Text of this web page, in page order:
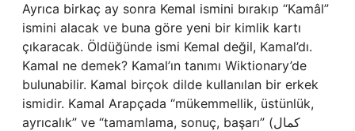
Ayrıca birkaç ay sonra Kemal ismini bırakıp “Kamâl”
ismini alacak ve buna göre yeni bir kimlik kartı
çıkaracak. Öldüğünde ismi Kemal değil, Kamal’dı.
Kamal ne demek? Kamal’ın tanımı Wiktionary’de
bulunabilir. Kamal birçok dilde kullanılan bir erkek
ismidir. Kamal Arapçada “mükemmellik, üstünlük,
ayrıcalık” ve “tamamlama, sonuç, başarı” (كمال‌